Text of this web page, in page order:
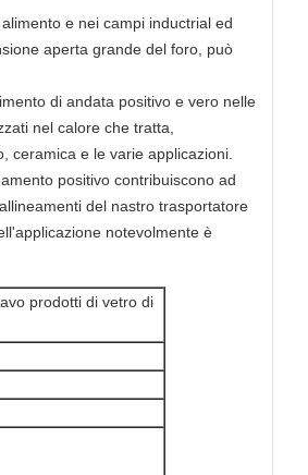
e nei campi inductrial ed
aperta grande del foro, può
di andata positivo e vero nelle
nel calore che tratta,
ceramica e le varie applicazioni.
positivo contribuiscono ad
del nastro trasportatore
notevolmente è
prodotti di vetro di